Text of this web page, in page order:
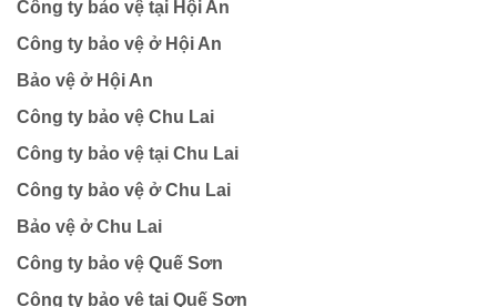
Công ty bảo vệ tại Hội An
Công ty bảo vệ ở Hội An
Bảo vệ ở Hội An
Công ty bảo vệ Chu Lai
Công ty bảo vệ tại Chu Lai
Công ty bảo vệ ở Chu Lai
Bảo vệ ở Chu Lai
Công ty bảo vệ Quế Sơn
Công ty bảo vệ tại Quế Sơn